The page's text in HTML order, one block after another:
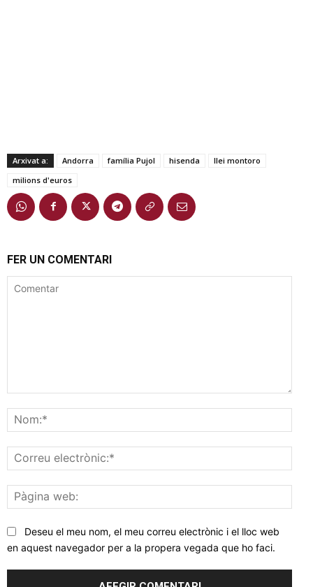
Arxivat a: Andorra família Pujol hisenda
llei montoro
milions d'euros
FER UN COMENTARI
web:
Deseu el meu nom, el meu correu electrònic i el lloc web
en aquest navegador per a la propera vegada que ho faci.